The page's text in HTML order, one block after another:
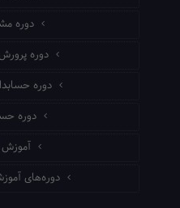
دوره
دوره
دوره
دوره
دوره‌های